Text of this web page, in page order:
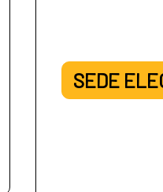
SEDE